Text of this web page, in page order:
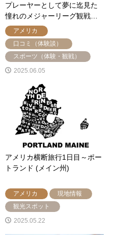
プレーヤーとして夢に迄見た
憧れのメジャーリーグ観戦…
アメリカ
口コミ（体験談）
スポーツ（体験・観戦）
2025.06.05
アメリカ横断旅行1日目～ポー
トランド (メイン州)
アメリカ
現地情報
観光スポット
2025.05.22